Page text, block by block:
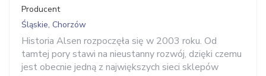
Producent
Śląskie, Chorzów
Historia Alsen rozpoczęła się w 2003 roku. Od
tamtej pory stawi na nieustanny rozwój, dzięki czemu
jest obecnie jedną z największych sieci sklepów